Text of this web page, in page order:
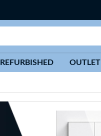
REFURBISHED OUTLET